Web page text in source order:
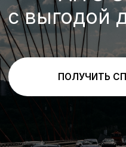
Выгода по
ПОЛУЧИТЬ
При покупке нового
стоимости старого с
ин) предоставляется